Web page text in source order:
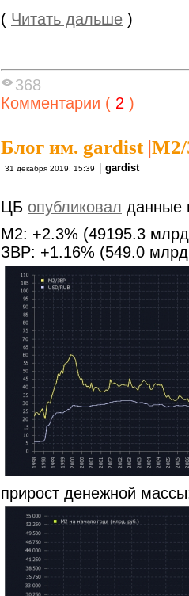
( Читать дальше )
368
Комментарии ( 2 )
Блог им. gardist|М2/
31 декабря 2019, 15:39 | gardist
ЦБ опубликовал данные
M2: +2.3% (49195.3
ЗВР: +1.16% (549.0
прирост денежной